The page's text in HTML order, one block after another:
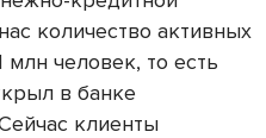
количество активных
человек, то есть
в банке
клиенты